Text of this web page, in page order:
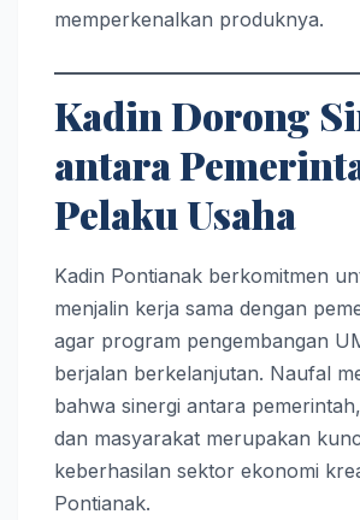
memperkenalkan produknya.
Kadin Dorong
antara
Pelaku Usaha
Kadin Pontianak berkomitmen
menjalin kerja sama dengan
agar program pengembangan
berjalan berkelanjutan. Naufal
bahwa sinergi antara
dan masyarakat merupakan
keberhasilan sektor ekonomi
Pontianak.